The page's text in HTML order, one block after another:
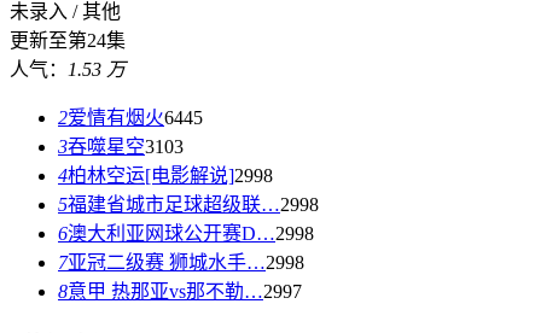
未录入 / 其他
更新至第24集
人气：
1.53 万
2爱情有烟火6445
3吞噬星空3103
4柏林空运[电影解说]2998
5福建省城市足球超级联…2998
6澳大利亚网球公开赛D…2998
7亚冠二级赛 狮城水手…2998
8意甲 热那亚vs那不勒…2997